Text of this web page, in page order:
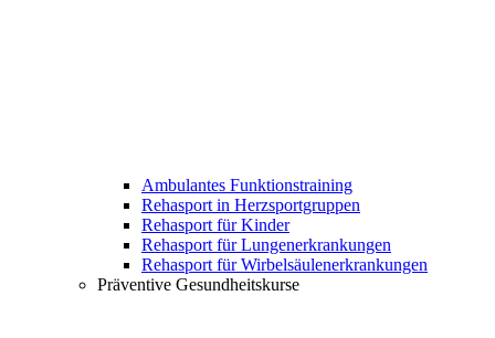
Ambulantes Funktionstraining
Rehasport in Herzsportgruppen
Rehasport für Kinder
Rehasport für Lungenerkrankungen
Rehasport für Wirbelsäulenerkrankungen
Präventive Gesundheitskurse